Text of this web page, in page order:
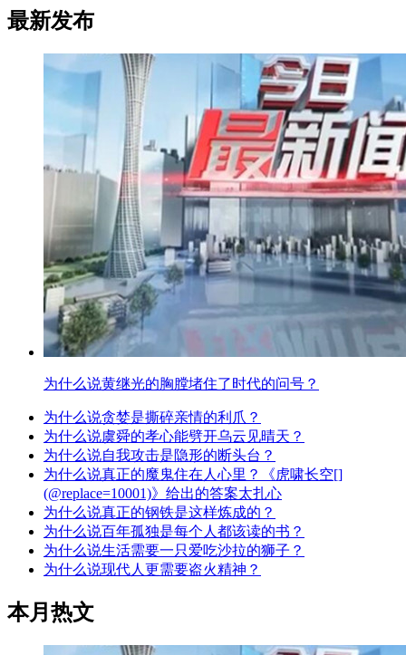
最新发布
为什么说黄继光的胸膛堵住了时代的问号？
为什么说贪婪是撕碎亲情的利爪？
为什么说虞舜的孝心能劈开乌云见晴天？
为什么说自我攻击是隐形的断头台？
为什么说真正的魔鬼住在人心里？《虎啸长空[]
(@replace=10001)》给出的答案太扎心
为什么说真正的钢铁是这样炼成的？
为什么说百年孤独是每个人都该读的书？
为什么说生活需要一只爱吃沙拉的狮子？
为什么说现代人更需要盗火精神？
本月热文